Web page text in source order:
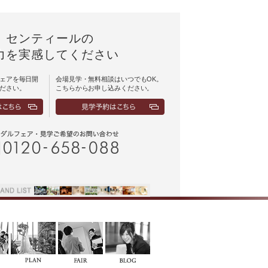
センティールの
を実感してください
アを毎日開
さい。
会場見学・無料相談はいつでもOK。
こちらからお申し込みください。